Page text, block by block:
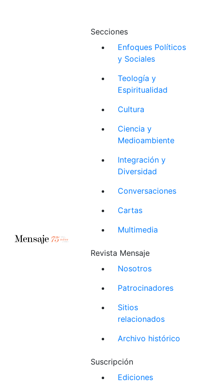
Secciones
Enfoques Políticos
y Sociales
Teología y
Espiritualidad
Cultura
Ciencia y
Medioambiente
Integración y
Diversidad
Conversaciones
Cartas
Multimedia
Revista Mensaje
Nosotros
Patrocinadores
Sitios
relacionados
Archivo histórico
Suscripción
Ediciones